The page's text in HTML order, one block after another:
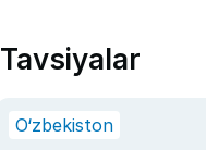
Tavsiyalar
O‘zbekiston